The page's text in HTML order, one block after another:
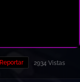
2934 Vistas
Reportar